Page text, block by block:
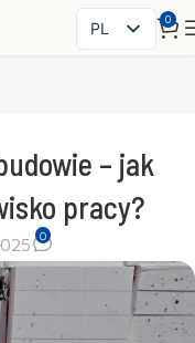
PL
ES
UK
RO
0
– jak
pracy?
0